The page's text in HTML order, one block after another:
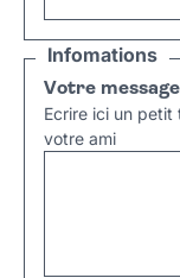
Infomations
Votre message
Ecrire ici un
votre ami